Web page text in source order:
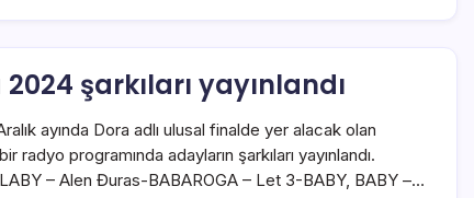
şarkıları yayınlandı
ayında Dora adlı ulusal finalde yer alacak olan
radyo programında adayların şarkıları yayınlandı.
– Alen Đuras-BABAROGA – Let 3-BABY, BABY –…